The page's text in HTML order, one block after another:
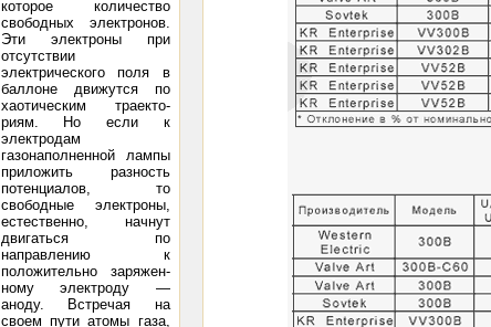
которое количество
свободных электронов.
Эти электроны при
отсутствии
электрического поля в
баллоне движутся по
хаотическим траекто­
риям. Но если к
электродам
газонаполненной лампы
приложить разность
потенциалов, то
свободные электроны,
естественно, начнут
дви­гаться по
направлению к
положительно заряжен­
ному электроду —
аноду. Встречая на
своем пути атомы газа,